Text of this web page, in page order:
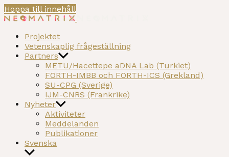
Hoppa till innehåll
Mediterranean
Projektet
Vetenskaplig frågeställning
Partners
METU/Hacettepe aDNA Lab (Turkiet)
FORTH-IMBB och FORTH-ICS (Grekland)
SU-CPG (Sverige)
IJM-CNRS (Frankrike)
Nyheter
Aktiviteter
Meddelanden
Publikationer
Svenska